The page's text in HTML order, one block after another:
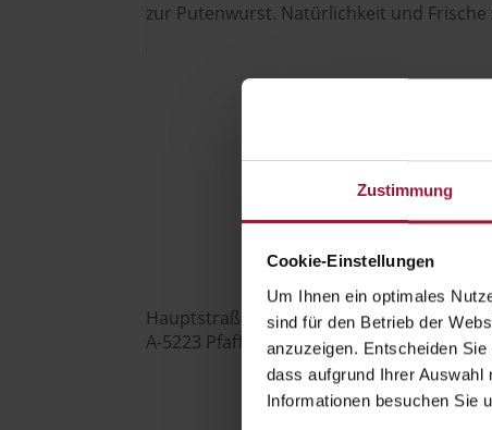
Zustimmung
Cookie-Einstellungen
Um Ihnen ein optimales
sind für den Betrieb der
anzuzeigen. Entscheiden
dass aufgrund Ihrer
Informationen besuchen Sie
zur Putenwurst. Natürlichkeit und Frische
Hubers Landhendl GmbH
Hauptstraße 80
A-5223 Pfaffstätt